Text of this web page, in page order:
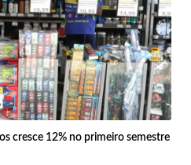
cresce 12% no primeiro semestre